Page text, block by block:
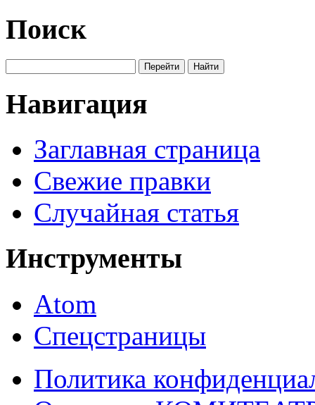
Поиск
Навигация
Заглавная страница
Свежие правки
Случайная статья
Инструменты
Atom
Спецстраницы
Политика